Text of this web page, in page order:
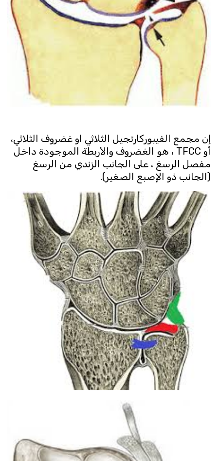
إن مجمع الفيبوركارتجيل الثلاثي او غضروف الثلاثي،
أو TFCC ، هو الغضروف والأربطة الموجودة داخل
مفصل الرسغ ، على الجانب الزندي من الرسغ
(الجانب ذو الإصبع الصغير).